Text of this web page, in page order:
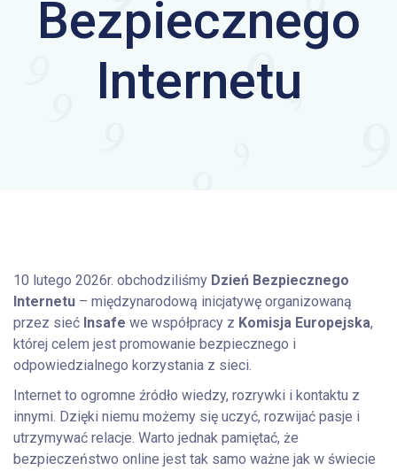
Bezpiecznego
Internetu
10 lutego 2026r. obchodziliśmy Dzień Bezpiecznego
Internetu – międzynarodową inicjatywę organizowaną
przez sieć Insafe we współpracy z Komisja Europejska,
której celem jest promowanie bezpiecznego i
odpowiedzialnego korzystania z sieci.
Internet to ogromne źródło wiedzy, rozrywki i kontaktu z
innymi. Dzięki niemu możemy się uczyć, rozwijać pasje i
utrzymywać relacje. Warto jednak pamiętać, że
bezpieczeństwo online jest tak samo ważne jak w świecie